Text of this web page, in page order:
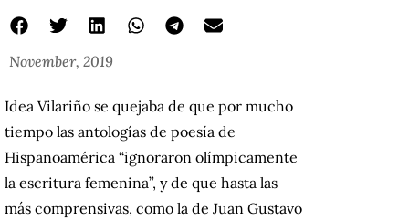
November, 2019
Idea Vilariño se quejaba de que por mucho
tiempo las antologías de poesía de
Hispanoamérica “ignoraron olímpicamente
la escritura femenina”, y de que hasta las
más comprensivas, como la de Juan Gustavo